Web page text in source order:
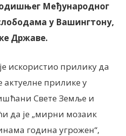
Међународног
у Вашингтону,
Државе.
искористио прилику да
прилике у
Свете Земље и
да је „мирни мозаик
година угрожен“,